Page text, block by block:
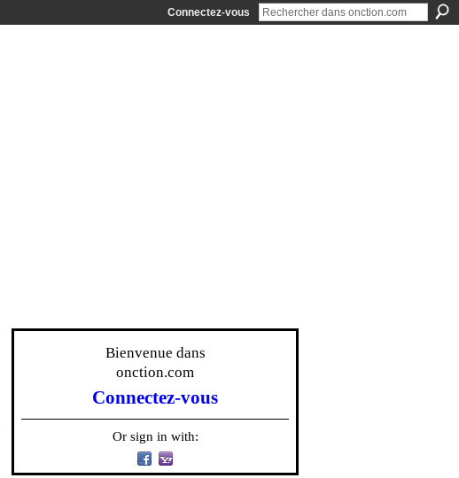
Connectez-vous
Bienvenue dans
onction.com
Connectez-vous
Or sign in with: